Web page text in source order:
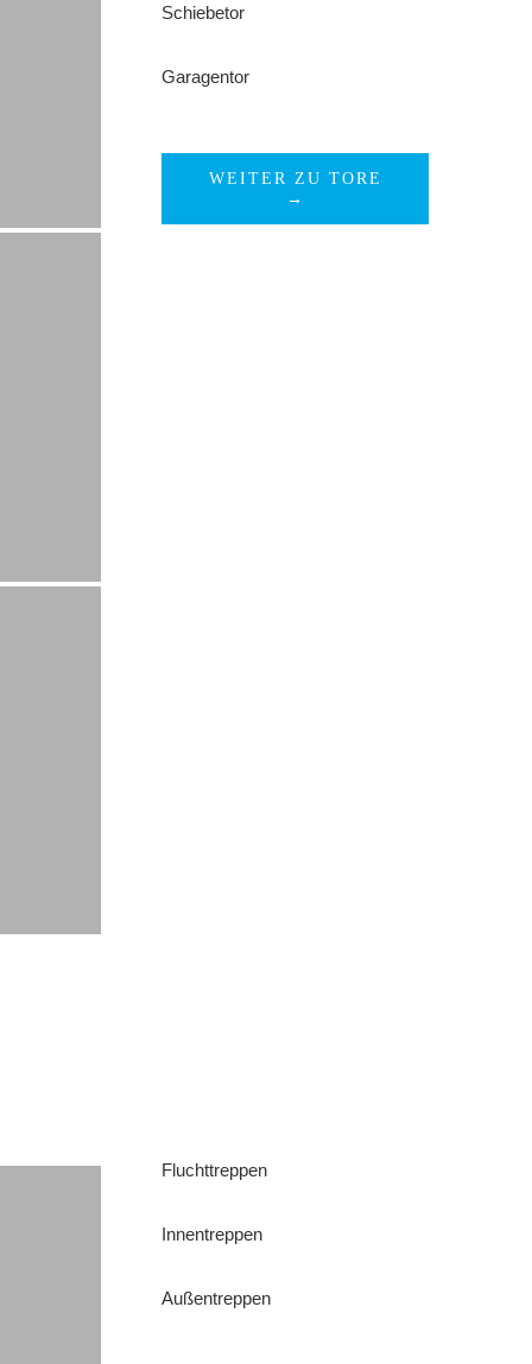
Schiebetor
Garagentor
WEITER ZU TORE
→
Fluchttreppen
Innentreppen
Außentreppen